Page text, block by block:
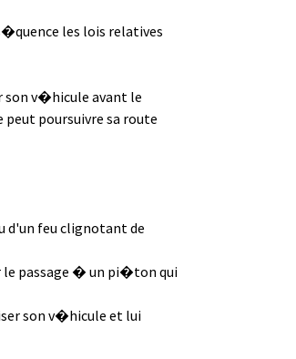
les lois relatives
son v�hicule avant le
poursuivre sa route
d'un feu clignotant de
le passage � un pi�ton qui
son v�hicule et lui